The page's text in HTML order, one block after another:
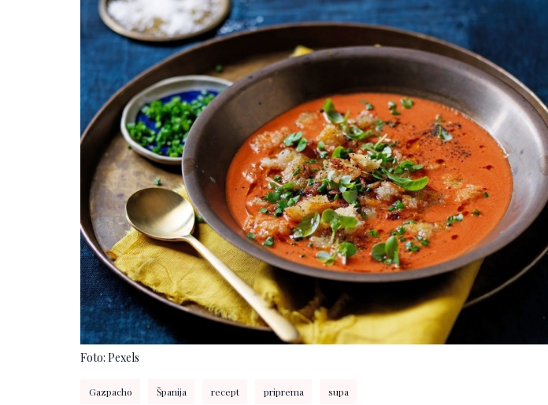
Foto: Pexels
Gazpacho Španija recept priprema supa